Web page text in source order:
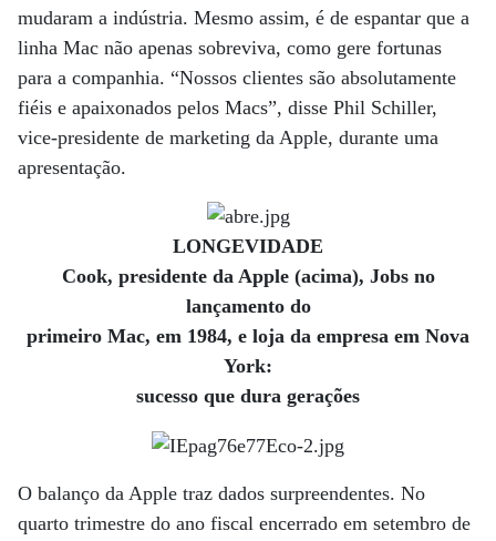
mudaram a indústria. Mesmo assim, é de espantar que a
linha Mac não apenas sobreviva, como gere fortunas
para a companhia. “Nossos clientes são absolutamente
fiéis e apaixonados pelos Macs”, disse Phil Schiller,
vice-presidente de marketing da Apple, durante uma
apresentação.
LONGEVIDADE
Cook, presidente da Apple (acima), Jobs no
lançamento do
primeiro Mac, em 1984, e loja da empresa em Nova
York:
sucesso que dura gerações
O balanço da Apple traz dados surpreendentes. No
quarto trimestre do ano fiscal encerrado em setembro de